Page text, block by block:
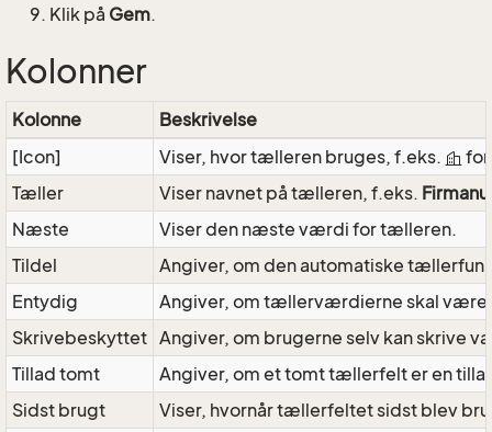
Klik på Gem.
Kolonner
Kolonne
Beskrivelse
[Icon]
Viser, hvor tælleren bruges, f.eks.
Tæller
Viser navnet på tælleren, f.eks.
Næste
Viser den næste værdi for tælleren.
Tildel
Angiver, om den automatiske
Entydig
Angiver, om tællerværdierne skal være
Skrivebeskyttet Angiver, om brugerne selv kan skrive
Tillad tomt
Angiver, om et tomt tællerfelt er en
Sidst brugt
Viser, hvornår tællerfeltet sidst blev